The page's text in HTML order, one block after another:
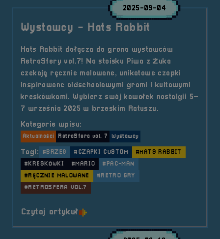
2025-09-04
Wystawcy - Hats Rabbit
Hats Rabbit dołącza do grona wystawców
RetroSfery vol.7! Na stoisku Piwa z Żuka
czekają ręcznie malowane, unikatowe czapki
inspirowane oldschoolowymi grami i kultowymi
kreskówkami. Wybierz swój kawałek nostalgii 5–
7 września 2025 w brzeskim Ratuszu.
Kategorie wpisu:
Aktualności RetroSfera vol. 7 Wystawcy
Tagi: #BRZEG #CZAPKI CUSTOM
#HATS RABBIT
#KRESKÓWKI
#MARIO
#PAC-MAN
#RĘCZNIE MALOWANE
#RETRO GRY
#RETROSFERA VOL.7
Czytaj artykuło tytule Wystawcy &#8211; Hats